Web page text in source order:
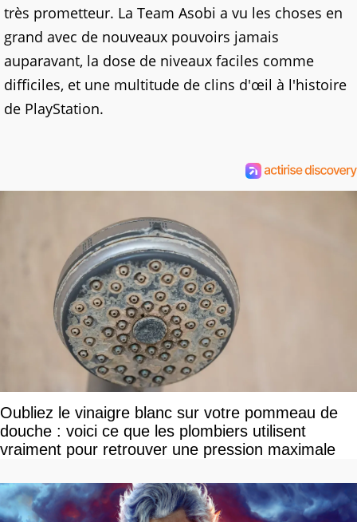
très prometteur. La Team Asobi a vu les choses en
grand avec de nouveaux pouvoirs jamais
auparavant, la dose de niveaux faciles comme
difficiles, et une multitude de clins d'œil à l'histoire
de PlayStation.
Oubliez le vinaigre blanc sur votre pommeau de
douche : voici ce que les plombiers utilisent
vraiment pour retrouver une pression maximale